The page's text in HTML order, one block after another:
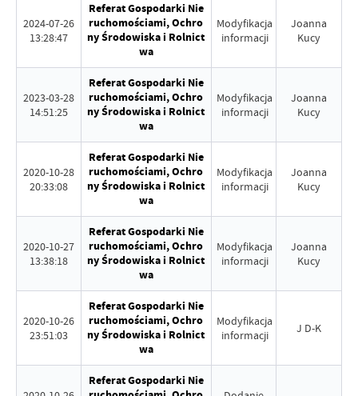
2024-07-26
13:28:47
Referat Gospodarki Nie
ruchomościami, Ochro
ny Środowiska i Rolnict
wa
Modyfikacja
informacji
Joanna
Kucy
2023-03-28
14:51:25
Referat Gospodarki Nie
ruchomościami, Ochro
ny Środowiska i Rolnict
wa
Modyfikacja
informacji
Joanna
Kucy
2020-10-28
20:33:08
Referat Gospodarki Nie
ruchomościami, Ochro
ny Środowiska i Rolnict
wa
Modyfikacja
informacji
Joanna
Kucy
2020-10-27
13:38:18
Referat Gospodarki Nie
ruchomościami, Ochro
ny Środowiska i Rolnict
wa
Modyfikacja
informacji
Joanna
Kucy
2020-10-26
23:51:03
Referat Gospodarki Nie
ruchomościami, Ochro
ny Środowiska i Rolnict
wa
Modyfikacja
informacji
J D-K
Referat Gospodarki Nie